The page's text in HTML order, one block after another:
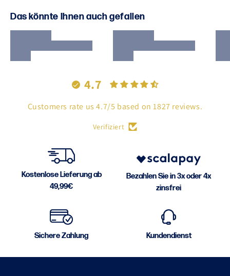
Das könnte Ihnen auch gefallen
4.7
Customers rate us 4.7/5 based on 1827 reviews.
Verifiziert
Kostenlose Lieferung ab
49,99€
Bezahlen Sie in 3x oder 4x
zinsfrei
Sichere Zahlung Kundendienst